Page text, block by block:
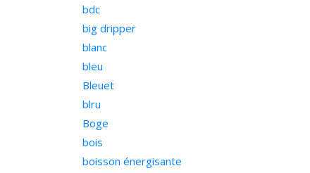
bdc
big dripper
blanc
bleu
Bleuet
blru
Boge
bois
boisson énergisante